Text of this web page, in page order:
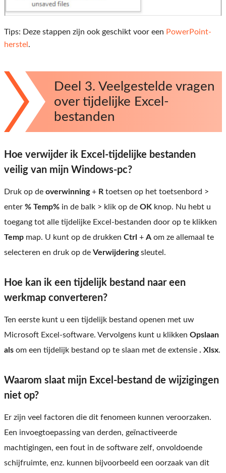
Tips: Deze stappen zijn ook geschikt voor een PowerPoint-
herstel .
Deel 3. Veelgestelde vragen
over tijdelijke Excel-
bestanden
Hoe verwijder ik Excel-tijdelijke bestanden
veilig van mijn Windows-pc?
Druk op de overwinning+ R toetsen op het toetsenbord >
enter % Temp% in de balk > klik op de OK knop. Nu hebt u
toegang tot alle tijdelijke Excel-bestanden door op te klikken
Temp map. U kunt op de drukken Ctrl + A om ze allemaal te
selecteren en druk op de Verwijderingsleutel.
Hoe kan ik een tijdelijk bestand naar een
werkmap converteren?
Ten eerste kunt u een tijdelijk bestand openen met uw
Microsoft Excel-software. Vervolgens kunt u klikken Opslaan
als om een ​​tijdelijk bestand op te slaan met de extensie . Xlsx.
Waarom slaat mijn Excel-bestand de wijzigingen
niet op?
Er zijn veel factoren die dit fenomeen kunnen veroorzaken.
Een invoegtoepassing van derden, geïnactiveerde
machtigingen, een fout in de software zelf, onvoldoende
schijfruimte, enz. kunnen bijvoorbeeld een oorzaak van dit